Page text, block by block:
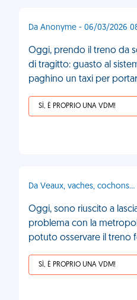
Da Anonyme - 06/03/2026
Oggi, prendo il treno da
di tragitto: guasto al
paghino un taxi per
SÌ, È PROPRIO UNA VDM!
Da Veaux, vaches,
Oggi, sono riuscito a
problema con la
potuto osservare il treno
SÌ, È PROPRIO UNA VDM!